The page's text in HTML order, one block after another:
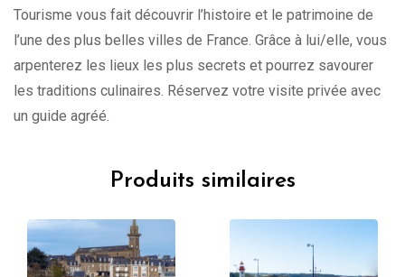
Tourisme vous fait découvrir l’histoire et le patrimoine de
l’une des plus belles villes de France. Grâce à lui/elle, vous
arpenterez les lieux les plus secrets et pourrez savourer
les traditions culinaires. Réservez votre visite privée avec
un guide agréé.
Produits similaires